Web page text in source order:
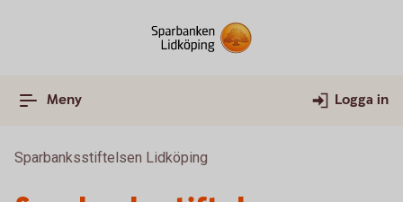
Meny Logga in
Sparbanksstiftelsen Lidköping